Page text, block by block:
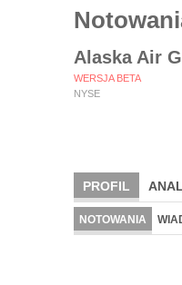
Alaska Air
WERSJA BETA
NYSE
PROFIL
NOTOWANIA